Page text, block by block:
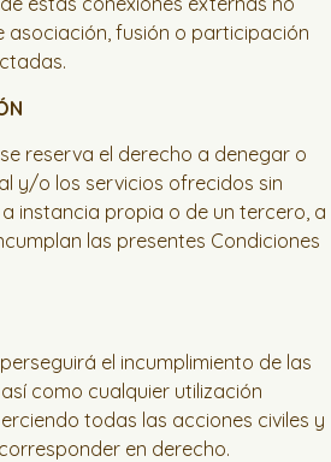
asociación, fusión o participación
reserva el derecho a denegar o
y/o los servicios ofrecidos sin
instancia propia o de un tercero, a
las presentes Condiciones
el incumplimiento de las
como cualquier utilización
todas las acciones civiles y
en derecho.